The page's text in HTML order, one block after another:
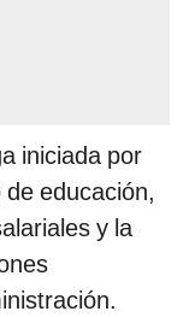
iniciada por
educación,
y la